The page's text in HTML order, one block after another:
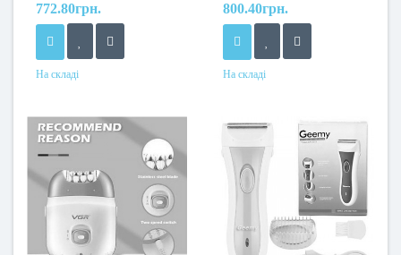
772.80грн.
На складі
800.40грн.
На складі